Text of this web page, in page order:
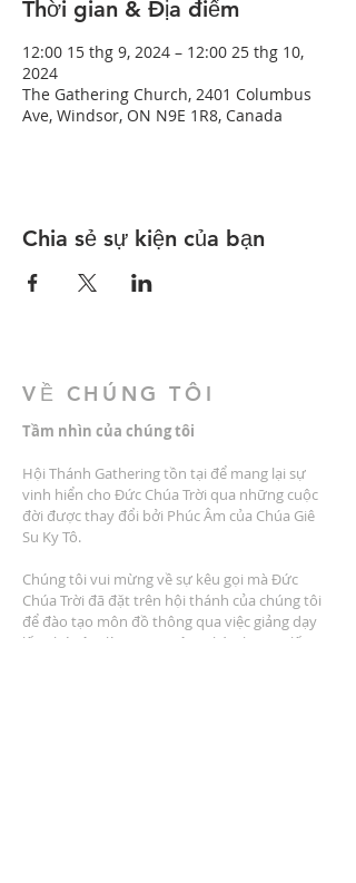
Thời gian & Địa điểm
12:00 15 thg 9, 2024 – 12:00 25 thg 10,
2024
The Gathering Church, 2401 Columbus
Ave, Windsor, ON N9E 1R8, Canada
Chia sẻ sự kiện của bạn
VỀ CHÚNG TÔI
Tầm nhìn của chúng tôi
Hội Thánh Gathering tồn tại để mang lại sự
vinh hiển cho Đức Chúa Trời qua những cuộc
đời được thay đổi bởi Phúc Âm của Chúa Giê
Su Ky Tô.
Chúng tôi vui mừng về sự kêu gọi mà Đức
Chúa Trời đã đặt trên hội thánh của chúng tôi
để đào tạo môn đồ thông qua việc giảng dạy
lấy phúc âm làm trung tâm, thờ phượng lấy